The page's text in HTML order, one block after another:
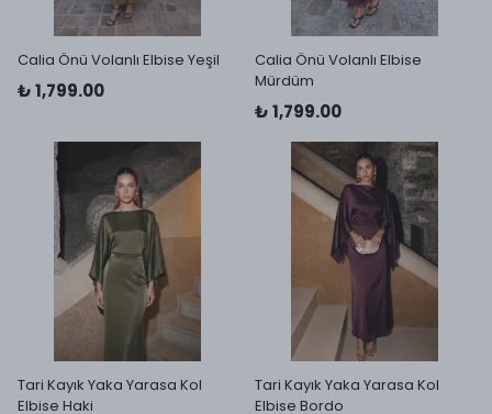
Calia Önü Volanlı Elbise Yeşil
₺ 1,799.00
Calia Önü Volanlı Elbise
Mürdüm
₺ 1,799.00
Tari Kayık Yaka Yarasa Kol
Elbise Haki
Tari Kayık Yaka Yarasa Kol
Elbise Bordo